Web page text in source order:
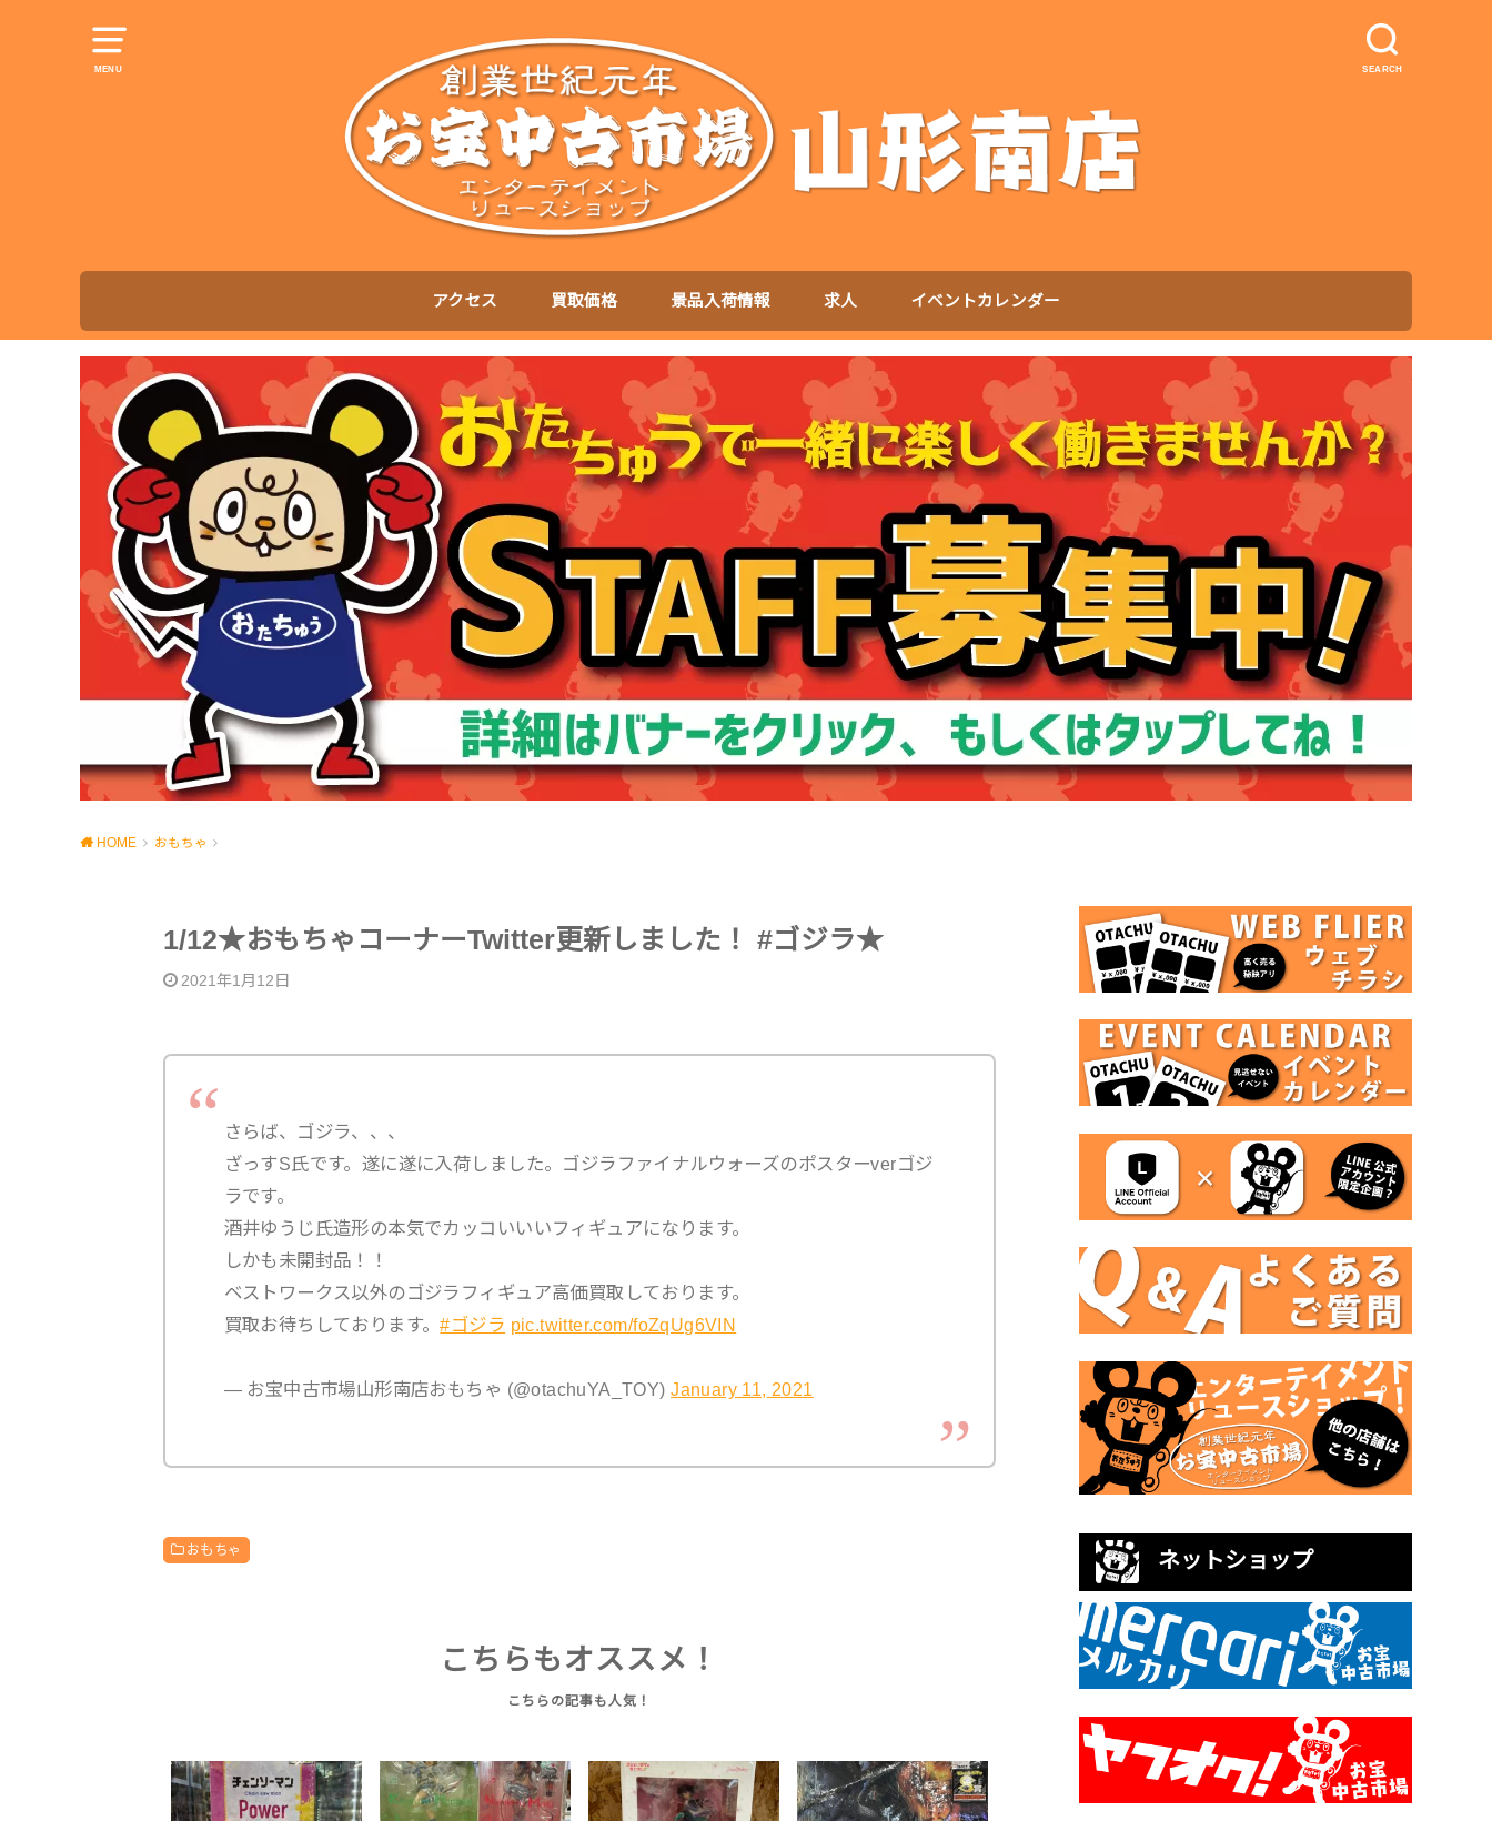
MENU SEARCH
アクセス 買取価格 景品入荷情報 求人 イベントカレンダー
HOME おもちゃ
1/12★おもちゃコーナーTwitter更新しました！ #ゴジラ★
2021年1月12日
さらば、ゴジラ、、、
ざっすS氏です。遂に遂に入荷しました。ゴジラファイナルウォーズのポスターverゴジ
ラです。
酒井ゆうじ氏造形の本気でカッコいいいフィギュアになります。
しかも未開封品！！
ベストワークス以外のゴジラフィギュア高価買取しております。
買取お待ちしております。#ゴジラ pic.twitter.com/foZqUg6VIN
— お宝中古市場山形南店おもちゃ (@otachuYA_TOY)January 11, 2021
おもちゃ
こちらもオススメ！
ネットショップ